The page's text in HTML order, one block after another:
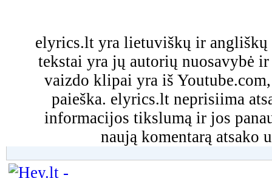
elyrics.lt yra lietuviškų ir angliškų
tekstai yra jų autorių nuosavybė
vaizdo klipai yra iš
paieška. elyrics.lt neprisiima
informacijos tikslumą ir jos
naują komentarą atsako